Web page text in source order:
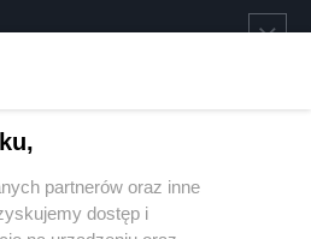
partnerów oraz inne
dostęp i